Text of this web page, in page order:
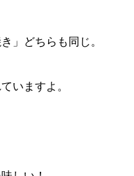
」どちらも同じ。
いますよ。